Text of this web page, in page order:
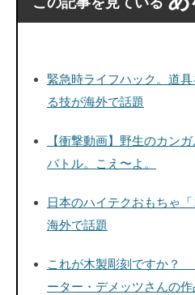
緊急時ライフハック。道
る技が海外で話題
【衝撃動画】野生のカン
バトル。こえ〜よ。
日本のハイテクおもちゃ
海外で話題
これが木製彫刻ですか？
ーター・デメッツさんの作